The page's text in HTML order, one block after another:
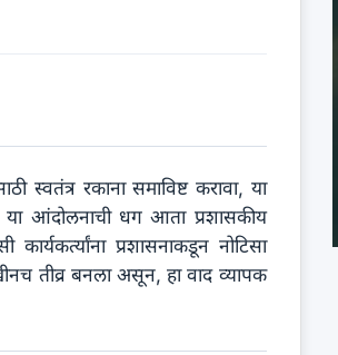
रकाना समाविष्ट करावा, या
या आंदोलनाची धग आता प्रशासकीय
प्रशासनाकडून नोटिसा
तीव्र बनला असून, हा वाद व्यापक